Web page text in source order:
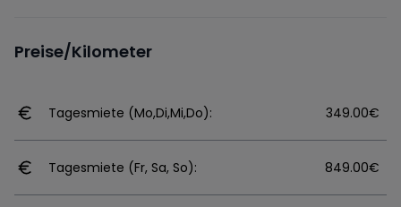
Preise/Kilometer
Tagesmiete (Mo,Di,Mi,Do): 349.00€
Tagesmiete (Fr, Sa, So): 849.00€